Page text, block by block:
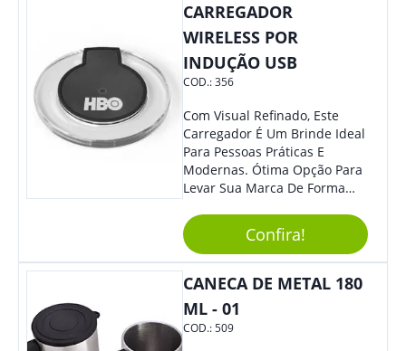
CARREGADOR
WIRELESS POR
INDUÇÃO USB
COD.:356
Com Visual Refinado, Este
Carregador É Um Brinde Ideal
Para Pessoas Práticas E
Modernas. Ótima Opção Para
Levar Sua Marca De Forma
Sua Empresa Em Eventos,
Reuniões Corporativas Ou Até
Mesmo Para Presentear
Colaboradores E Parceiros De
Confira!
CANECA DE METAL 180
ML - 01
COD.:509